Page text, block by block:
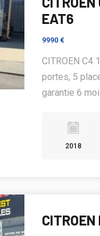
EAT6
9990 €
CITROEN C4
portes, 5
garantie 6
2018